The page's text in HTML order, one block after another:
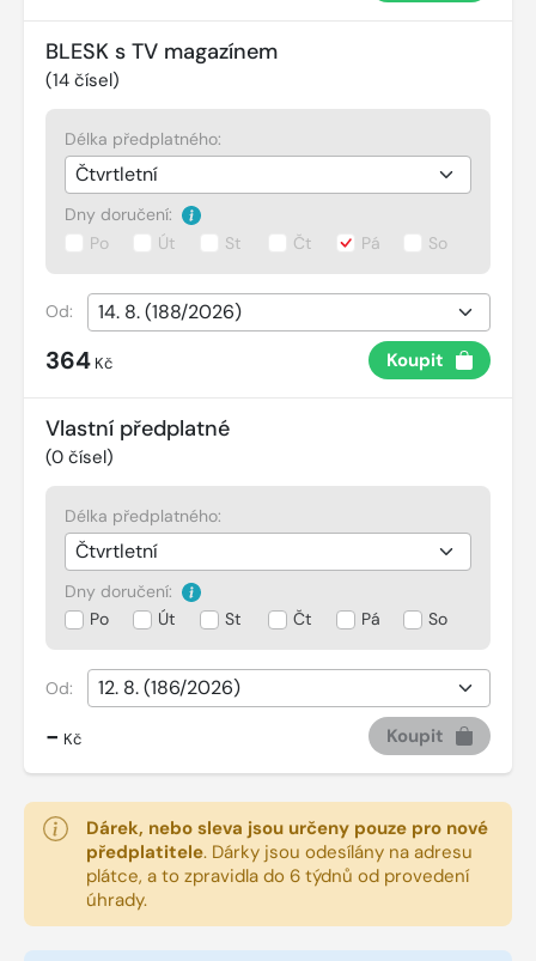
BLESK s TV magazínem
(14 čísel)
Délka předplatného:
Dny doručení:
Po
Út St Čt Pá So
Od:
364 Kč Koupit
Vlastní předplatné
(0 čísel)
Délka předplatného:
Dny doručení:
Po
Út St Čt Pá So
Od:
- Kč Koupit
Dárek, nebo sleva jsou určeny pouze pro nové
předplatitele. Dárky jsou odesílány na adresu
plátce, a to zpravidla do 6 týdnů od provedení
úhrady.